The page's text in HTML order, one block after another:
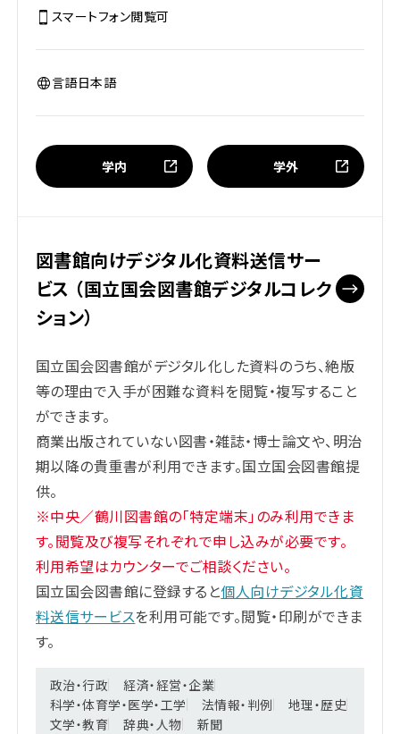
スマートフォン閲覧可
言語日本語
学内 学外
図書館向けデジタル化資料送信サー
ビス （国立国会図書館デジタルコレク
ション）
国立国会図書館がデジタル化した資料のうち、絶版
等の理由で入手が困難な資料を閲覧・複写すること
ができます。
商業出版されていない図書・雑誌・博士論文や、明治
期以降の貴重書が利用できます。国立国会図書館提
供。
※中央／鶴川図書館の「特定端末」のみ利用できま
す。閲覧及び複写それぞれで申し込みが必要です。
利用希望はカウンターでご相談ください。
国立国会図書館に登録すると個人向けデジタル化資
料送信サービスを利用可能です。閲覧・印刷ができま
す。
政治・行政
経済・経営・企業
科学・体育学・医学・工学
法情報・判例
地理・歴史
文学・教育
辞典・人物 新聞